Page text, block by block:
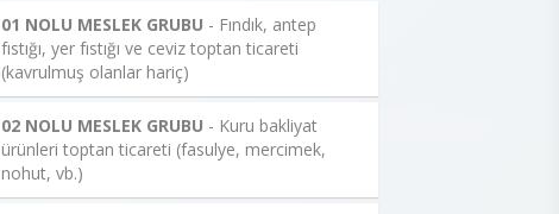
01 NOLU MESLEK GRUBU - Fındık, antep
fıstığı, yer fıstığı ve ceviz toptan ticareti
(kavrulmuş olanlar hariç)
02 NOLU MESLEK GRUBU - Kuru bakliyat
ürünleri toptan ticareti (fasulye, mercimek,
nohut, vb.)